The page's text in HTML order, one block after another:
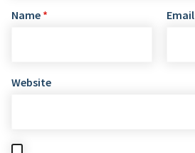
Name * Email
Website